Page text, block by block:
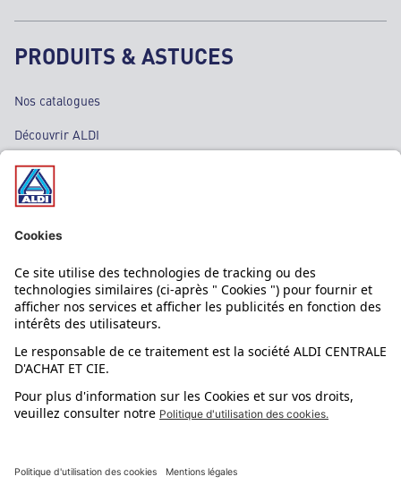
PRODUITS & ASTUCES
Nos catalogues
Découvrir ALDI
Nos bons plans
Nos rayons
Nos marques
Nos astuces
Évènements
L'application mobile